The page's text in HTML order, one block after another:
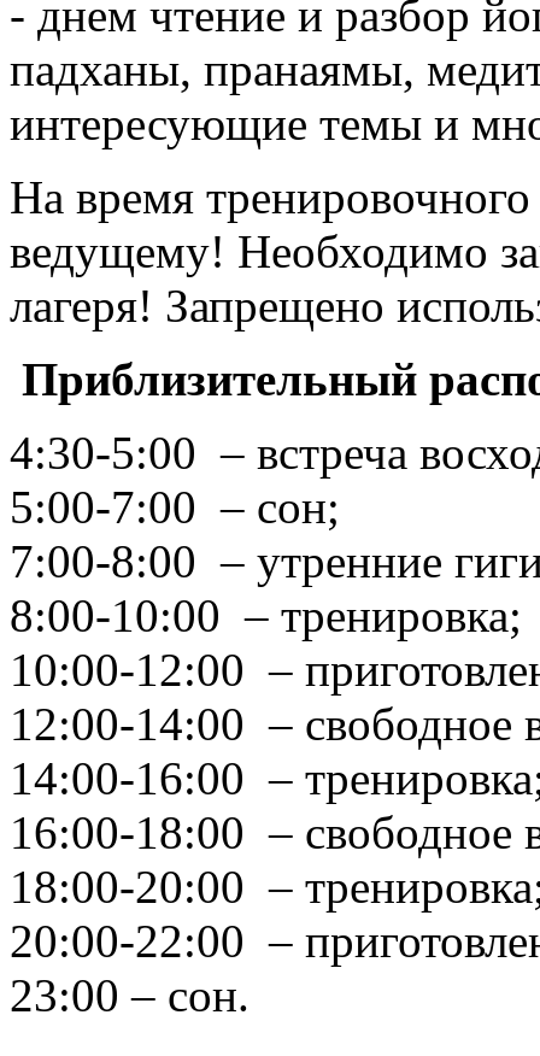
- днем чтение и разбор
падханы, пранаямы,
интересующие темы и
На время
ведущему! Необходимо
лагеря! Запрещено
Приблизительный
4:30-5:00 – встреча
5:00-7:00 – сон;
7:00-8:00 – утренние
8:00-10:00 – тренировка;
10:00-12:00 –
12:00-14:00 – свободное
14:00-16:00 –
16:00-18:00 – свободное
18:00-20:00 –
20:00-22:00 –
23:00 – сон.